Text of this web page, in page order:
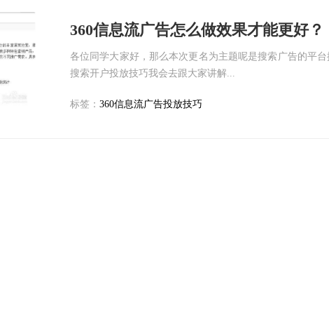
360信息流广告怎么做效果才能更好？
各位同学大家好，那么本次更名为主题呢是搜索广告的平
搜索开户投放技巧我会去跟大家讲解...
标签： 360信息流广告投放技巧